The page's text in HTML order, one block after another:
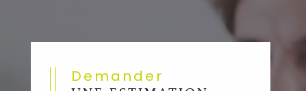
Demander